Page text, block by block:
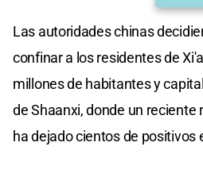
Las autoridades chinas
confinar a los residentes de
millones de habitantes y
de Shaanxi, donde un reciente
ha dejado cientos de positivos